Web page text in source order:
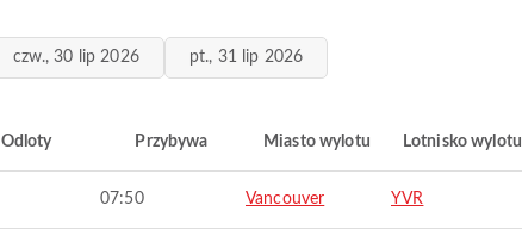
czw., 30 lip 2026 pt., 31 lip 2026
Odloty Przybywa Miasto wylotu Lotnisko wylotu
07:50 Vancouver YVR